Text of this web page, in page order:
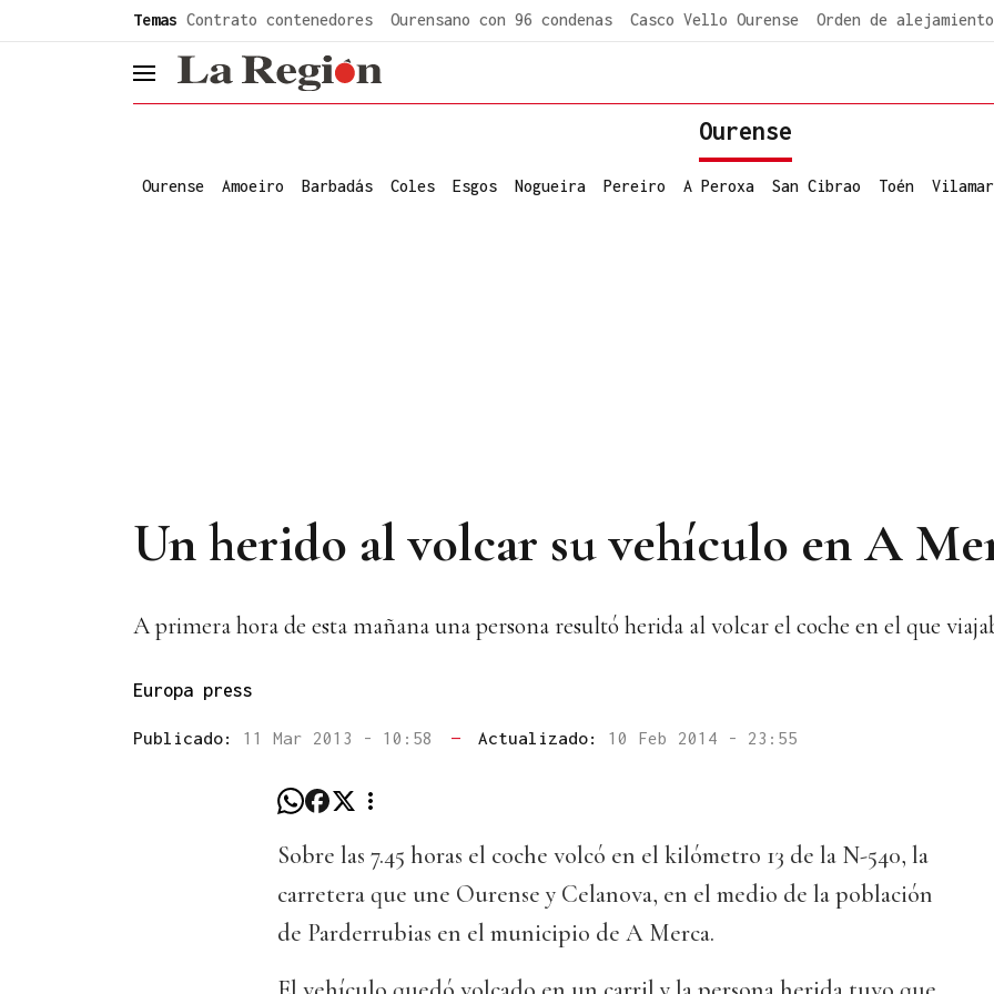
Temas Contrato contenedores Ourensano con 96 condenas Casco Vello Ourense Orden de
header.menu.open
Ourense
Ourense Amoeiro Barbadás Coles Esgos Nogueira Pereiro A Peroxa San Cibrao Toén
Un herido al volcar su vehículo en A
A primera hora de esta mañana una persona resultó herida al volcar el coche en el que
Europa press
Publicado: 11 Mar 2013 - 10:58 — Actualizado: 10 Feb 2014 - 23:55
Sobre las 7.45 horas el coche volcó en el kilómetro 13 de la N-540, la
carretera que une Ourense y Celanova, en el medio de la población
de Parderrubias en el municipio de A Merca.